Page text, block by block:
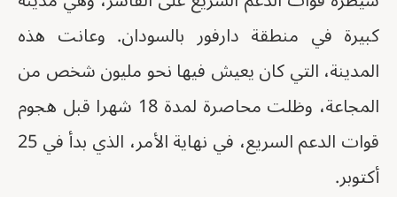
كبيرة في منطقة دارفور بالسودان. وعانت هذه
المدينة، التي كان يعيش فيها نحو مليون شخص من
المجاعة، وظلت محاصرة لمدة 18 شهرا قبل هجوم
قوات الدعم السريع، في نهاية الأمر، الذي بدأ في 25
أكتوبر.